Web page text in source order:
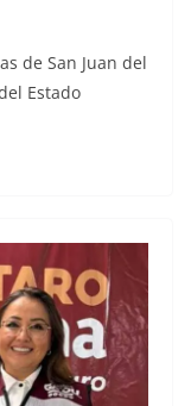
de San Juan del
Estado